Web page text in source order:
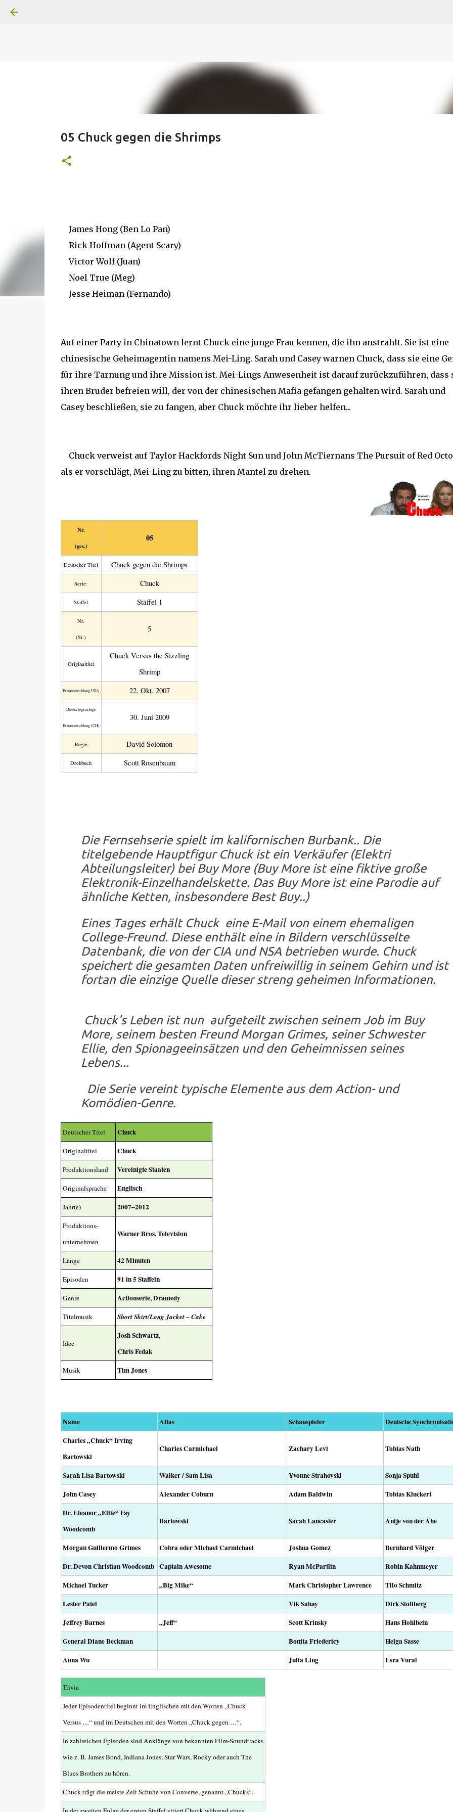
Superheldenserien
05 Chuck gegen die Shrimps
James Hong (Ben Lo Pan)
Rick Hoffman (Agent Scary)
Victor Wolf (Juan)
Noel True (Meg)
Jesse Heiman (Fernando)
Auf einer Party in Chinatown lernt Chuck eine junge Frau kennen, die ihn anstrahlt. Sie ist eine
chinesische Geheimagentin namens Mei-Ling. Sarah und Casey warnen Chuck, dass sie eine
für ihre Tarnung und ihre Mission ist. Mei-Lings Anwesenheit ist darauf zurückzuführen, dass
ihren Bruder befreien will, der von der chinesischen Mafia gefangen gehalten wird. Sarah und
Casey beschließen, sie zu fangen, aber Chuck möchte ihr lieber helfen...
Chuck verweist auf Taylor Hackfords Night Sun und John McTiernans The Pursuit of Red
als er vorschlägt, Mei-Ling zu bitten, ihren Mantel zu drehen.
Nr.
(ges.)
05
Deutscher Titel Chuck gegen die Shrimps
Serie: Chuck
Staffel Staffel 1
Nr.
(St.)
5
Original­titel
Chuck Versus the Sizzling
Shrimp
Erstaus­strahlung USA 22. Okt. 2007
Deutsch­sprachige
Erstaus­strahlung (CH)
30. Juni 2009
Regie David Solomon
Drehbuch Scott Rosenbaum
Die Fernsehserie spielt im kalifornischen Burbank.. Die
titelgebende Hauptfigur Chuck ist ein Verkäufer (Elektri
Abteilungsleiter) bei Buy More (Buy More ist eine fiktive große
Elektronik-Einzelhandelskette. Das Buy More ist eine Parodie auf
ähnliche Ketten, insbesondere Best Buy..)
Eines Tages erhält Chuck eine E-Mail von einem ehemaligen
College-Freund. Diese enthält eine in Bildern verschlüsselte
Datenbank, die von der CIA und NSA betrieben wurde. Chuck
speichert die gesamten Daten unfreiwillig in seinem Gehirn und ist
fortan die einzige Quelle dieser streng geheimen Informationen.
Chuck's Leben ist nun aufgeteilt zwischen seinem Job im Buy
More, seinem besten Freund Morgan Grimes, seiner Schwester
Ellie, den Spionageeinsätzen und den Geheimnissen seines
Lebens...
Die Serie vereint typische Elemente aus dem Action- und
Komödien-Genre.
Deutscher Titel Chuck
Originaltitel Chuck
Produktionsland Vereinigte Staaten
Originalsprache Englisch
Jahr(e) 2007–2012
Produktions-
unternehmen
Warner Bros. Television
Länge 42 Minuten
Episoden 91 in 5 Staffeln
Genre Actionserie, Dramedy
Titelmusik Short Skirt/Long Jacket – Cake
Idee
Josh Schwartz,
Chris Fedak
Musik Tim Jones
Name Alias Schauspieler
Deutsche
Charles „Chuck“ Irving
Bartowski
Charles Carmichael Zachary Levi Tobias Nath
Sarah Lisa Bartowski Walker / Sam Lisa Yvonne Strahovski
Sonja Spuhl
John Casey
Alexander Coburn Adam Baldwin
Tobias Kluckert
Dr. Eleanor „Ellie“ Fay
Woodcomb
Bartowski Sarah Lancaster Antje von der Ahe
Morgan Guillermo Grimes Cobra oder Michael Carmichael Joshua Gomez
Bernhard Völger
Dr. Devon Christian Woodcomb Captain Awesome Ryan McPartlin
Robin Kahnmeyer
Michael Tucker
„Big Mike“ Mark Christopher Lawrence
Tilo Schmitz
Lester Patel
Vik Sahay
Dirk Stollberg
Jeffrey Barnes
„Jeff“ Scott Krinsky
Hans Hohlbein
General Diane Beckman
Bonita Friedericy
Helga Sasse
Anna Wu
Julia Ling Esra Vural
Trivia
Jeder Episodentitel beginnt im Englischen mit den Worten „Chuck
Versus …“ und im Deutschen mit den Worten „Chuck gegen …“.
In zahlreichen Episoden sind Anklänge von bekannten Film-Soundtracks
wie z. B. James Bond, Indiana Jones, Star Wars, Rocky oder auch The
Blues Brothers zu hören.
Chuck trägt die meiste Zeit Schuhe von Converse, genannt „Chucks“.